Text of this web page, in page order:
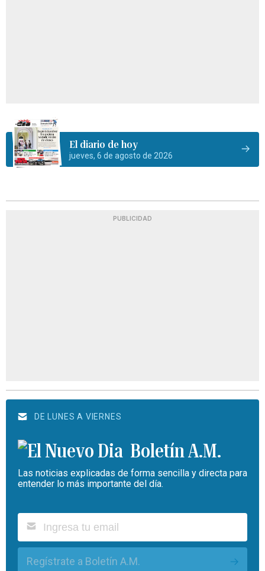
El diario de hoy
jueves, 6 de agosto de 2026
PUBLICIDAD
DE LUNES A VIERNES
Boletín A.M.
Las noticias explicadas de forma sencilla y directa para
entender lo más importante del día.
Regístrate a Boletín A.M.